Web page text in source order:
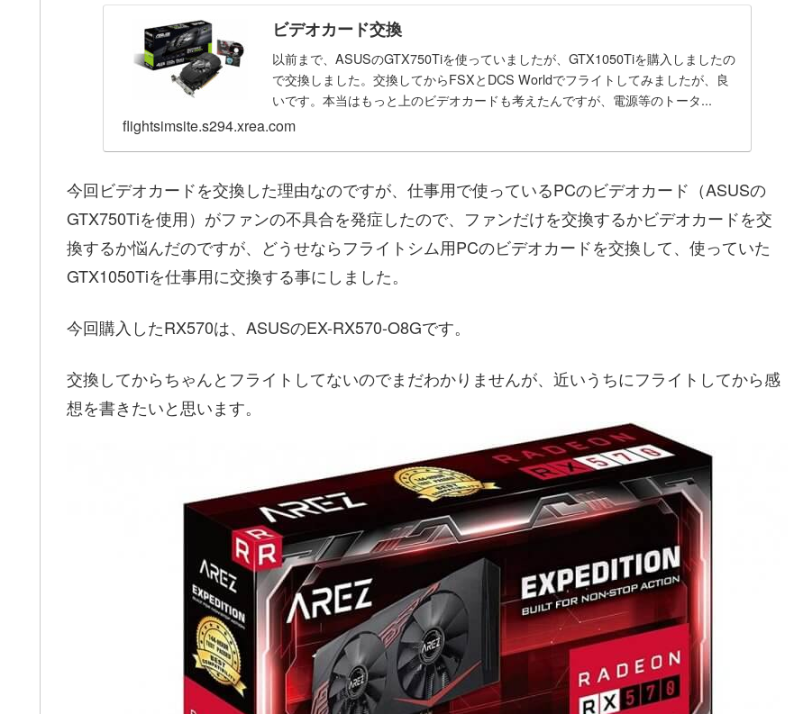
ビデオカード交換
以前まで、ASUSのGTX750Tiを使っていましたが、GTX1050Tiを購入しましたの
で交換しました。交換してからFSXとDCS Worldでフライトしてみましたが、良
いです。本当はもっと上のビデオカードも考えたんですが、電源等のトータ...
flightsimsite.s294.xrea.com
今回ビデオカードを交換した理由なのですが、仕事用で使っているPCのビデオカード（ASUSの
GTX750Tiを使用）がファンの不具合を発症したので、ファンだけを交換するかビデオカードを交
換するか悩んだのですが、どうせならフライトシム用PCのビデオカードを交換して、使っていた
GTX1050Tiを仕事用に交換する事にしました。
今回購入したRX570は、ASUSのEX-RX570-O8Gです。
交換してからちゃんとフライトしてないのでまだわかりませんが、近いうちにフライトしてから感
想を書きたいと思います。